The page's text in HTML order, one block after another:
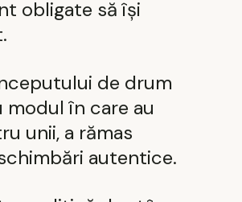
obligate să își
de drum
în care au
unii, a rămas
autentice.